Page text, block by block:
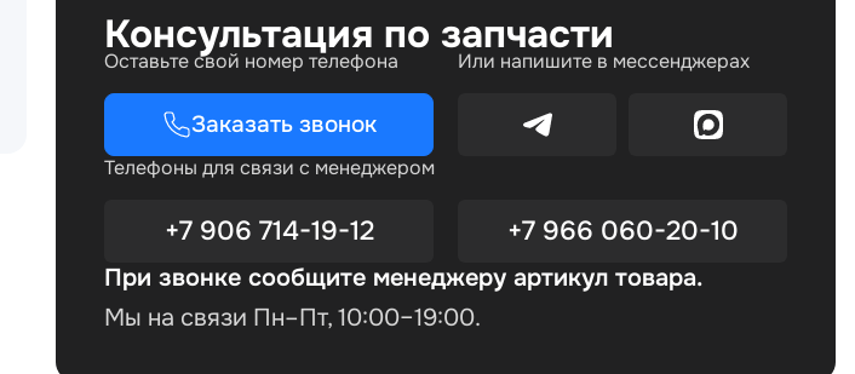
Консультация по запчасти
Оставьте свой номер телефона
Заказать звонок
Или напишите в мессенджерах
Телефоны для связи с менеджером
+7 906 714-19-12 +7 966 060-20-10
При звонке сообщите менеджеру артикул товара.
Мы на связи Пн–Пт, 10:00–19:00.